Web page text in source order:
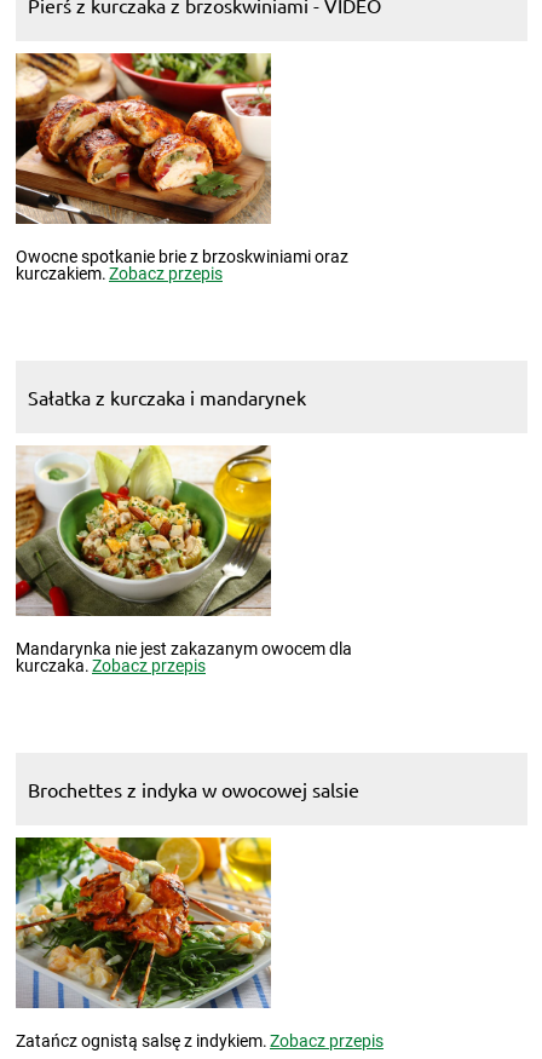
Pierś z kurczaka z brzoskwiniami - VIDEO
Owocne spotkanie brie z brzoskwiniami oraz
kurczakiem.Zobacz przepis
Sałatka z kurczaka i mandarynek
Mandarynka nie jest zakazanym owocem dla
kurczaka.Zobacz przepis
Brochettes z indyka w owocowej salsie
Zatańcz ognistą salsę z indykiem.Zobacz przepis